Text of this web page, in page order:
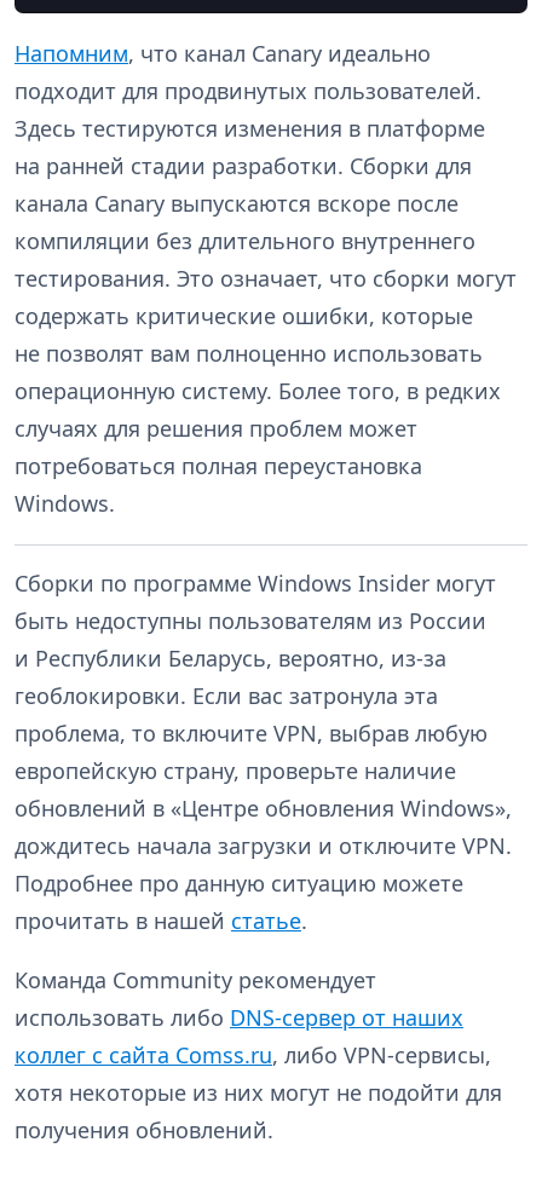
Напомним, что канал Canary идеально
подходит для продвинутых пользователей.
Здесь тестируются изменения в платформе
на ранней стадии разработки. Сборки для
канала Canary выпускаются вскоре после
компиляции без длительного внутреннего
тестирования. Это означает, что сборки могут
содержать критические ошибки, которые
не позволят вам полноценно использовать
операционную систему. Более того, в редких
случаях для решения проблем может
потребоваться полная переустановка
Windows.
Сборки по программе Windows Insider могут
быть недоступны пользователям из России
и Республики Беларусь, вероятно, из-за
геоблокировки. Если вас затронула эта
проблема, то включите VPN, выбрав любую
европейскую страну, проверьте наличие
обновлений в «Центре обновления Windows»,
дождитесь начала загрузки и отключите VPN.
Подробнее про данную ситуацию можете
прочитать в нашей статье.
Команда Community рекомендует
использовать либо DNS-сервер от наших
коллег с сайта Comss.ru, либо VPN-сервисы,
хотя некоторые из них могут не подойти для
получения обновлений.